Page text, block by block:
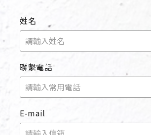
姓名
聯繫電話
E-mail